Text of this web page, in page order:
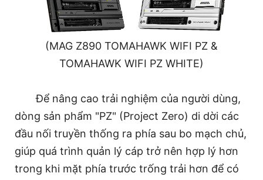
(MAG Z890 TOMAHAWK WIFI PZ &
TOMAHAWK WIFI PZ WHITE)
Để nâng cao trải nghiệm của người dùng,
dòng sản phẩm "PZ" (Project Zero) di dời các
đầu nối truyền thống ra phía sau bo mạch chủ,
giúp quá trình quản lý cáp trở nên hợp lý hơn
trong khi mặt phía trước trống trải hơn để có